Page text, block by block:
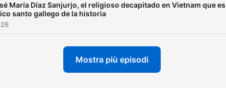
María Díaz Sanjurjo, el religioso decapitado en Vietnam que es
santo gallego de la historia
Mostra più episodi